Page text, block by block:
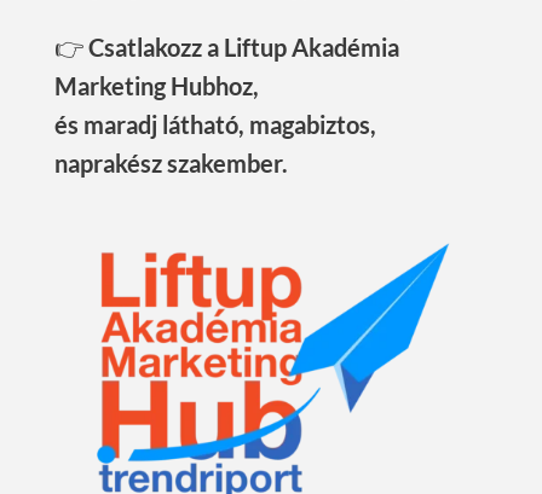
👉Csatlakozz a Liftup Akadémia
Marketing Hubhoz,
és maradj látható, magabiztos,
naprakész szakember.